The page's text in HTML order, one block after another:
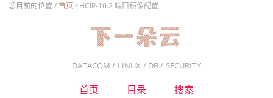
您目前的位置 /首页 / HCIP-10.2 端口镜像配置
DATACOM / LINUX / DB / SECURITY
首页 目录 搜索